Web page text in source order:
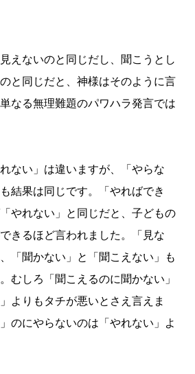
えないのと同じだし、聞こうとし
と同じだと、神様はそのように言
なる無理難題のパワハラ発言では
ない」は違いますが、「やらな
結果は同じです。「やればでき
やれない」と同じだと、子どもの
きるほど言われました。「見な
「聞かない」と「聞こえない」も
むしろ「聞こえるのに聞かない」
よりもタチが悪いとさえ言えま
のにやらないのは「やれない」よ